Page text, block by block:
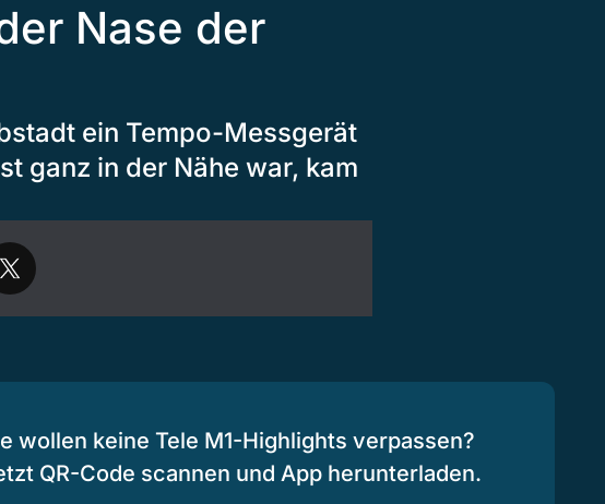
Nase der
ein Tempo-Messgerät
ganz in der Nähe war, kam
wollen keine Tele M1-Highlights verpassen?
QR-Code scannen und App herunterladen.